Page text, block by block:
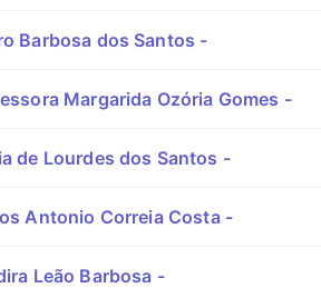
Barbosa dos Santos -
Margarida Ozória Gomes -
de Lourdes dos Santos -
Antonio Correia Costa -
Leão Barbosa -